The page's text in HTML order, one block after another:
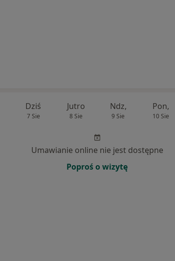
Dziś
7 Sie
Jutro
8 Sie
Ndz,
9 Sie
Pon,
10 Sie
Umawianie online nie jest dostępne
Poproś o wizytę